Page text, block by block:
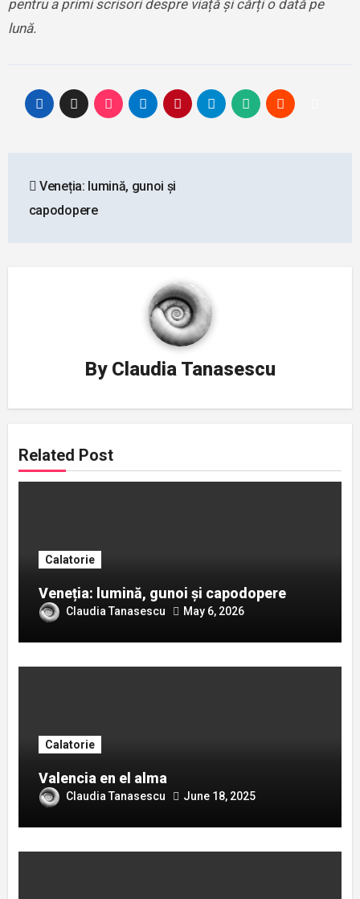
pentru a primi scrisori despre viață și cărți o dată pe
lună.
navigation
Veneția: lumină, gunoi și
capodopere
By Claudia Tanasescu
Related Post
Calatorie
Veneția: lumină, gunoi și capodopere
Claudia Tanasescu May 6, 2026
Calatorie
Valencia en el alma
Claudia Tanasescu June 18, 2025